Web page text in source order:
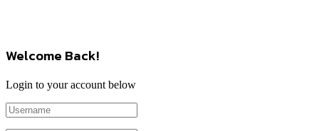
Welcome Back!
Login to your account below